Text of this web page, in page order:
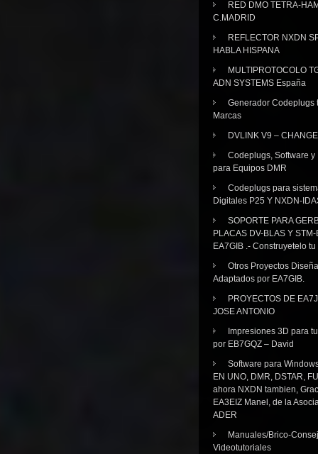
RED DMO TETRA-
C.MADRID
REFLECTOR NXDN
HABLA HISPANA
MULTIPROTOCOLO
ADN SYSTEMS España
Generador Codeplugs
Marcas
DVLINK V9 –
Codeplugs, Software y
para Equipos DMR
Codeplugs para
Digitales P25 Y NXDN-
SOPORTE PARA
PLACAS DV-BLAS Y
EA7GIB .- Construyetelo
Otros Proyectos
Adaptados por EA7GIB.
PROYECTOS DE
JOSE ANTONIO
Impresiones 3D para
por EB7GQZ – David
Software para
EN UNO, DMR, DSTAR,
ahora NXDN tambien,
EA3EIZ Manel, de la
ADER
Manuales/Brico-
Videotutoriales